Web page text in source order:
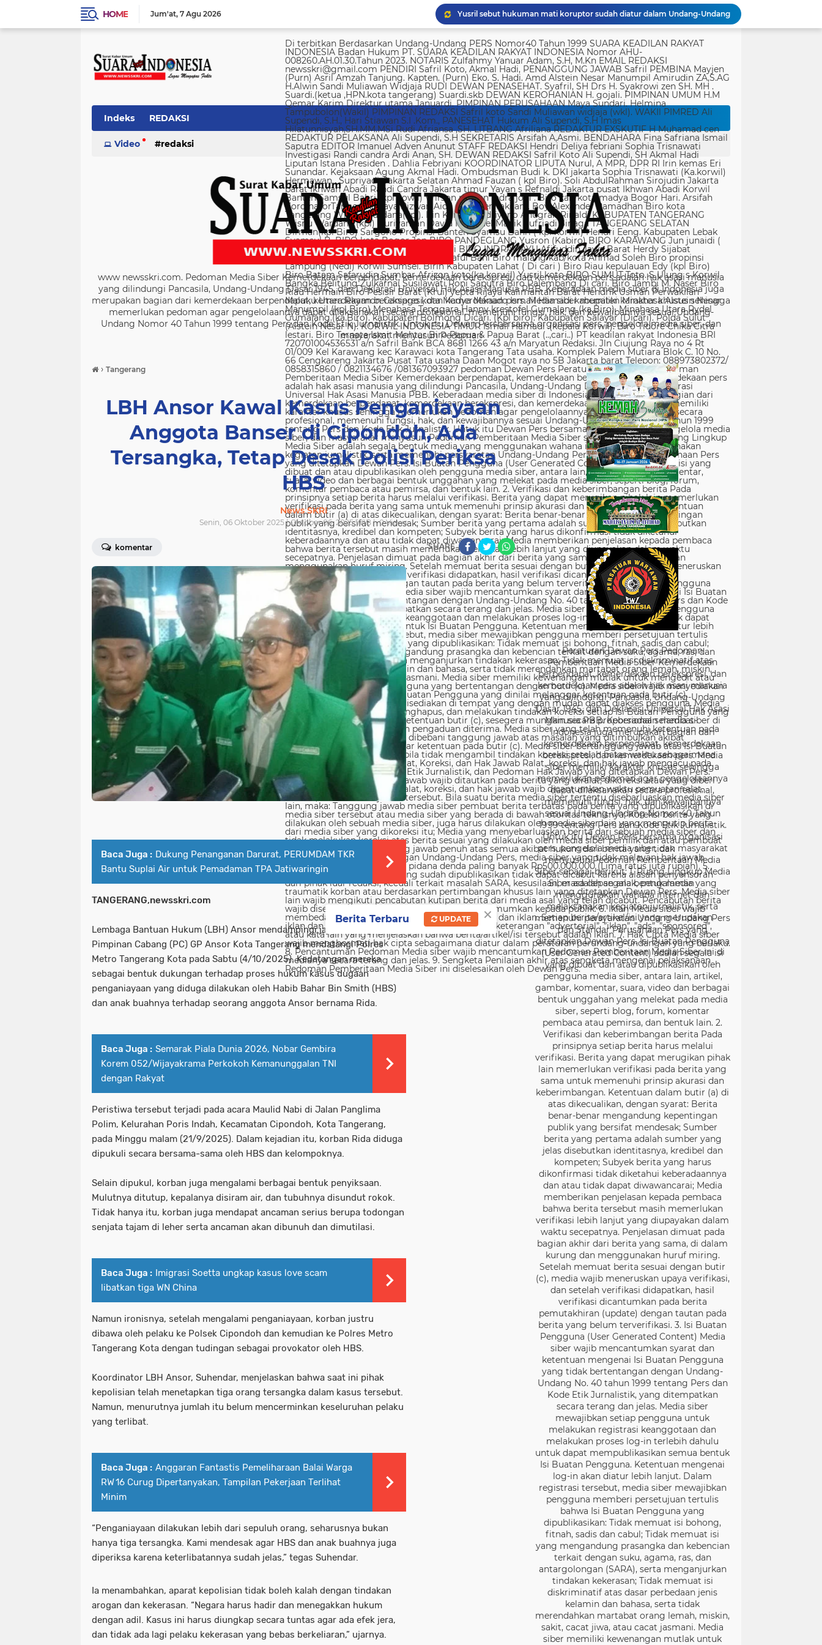
HOME Jum'at 7 Agu 2026
Polda Metro Jaya Gelar Seminar Hukum Bahas Perluasan Objek Praperadilan dalam KUHAP Baru
Imigrasi Semarang deportasi empat warga China buronan pemerintah
KPK temukan 8.500 dolar Singapura di ruangan Kepala Kanim Jaksel
Dari Terbengkalai Jadi Kebanggaan, Satgas TMMD Rehab Lapangan Bola Voli
Peringatan Hari Veteran Nasional 2026 Kemenhan Renovasi Sekretariat LVRI dan Bedah Rumah Veteran di 19 Provinsi
Yusril sebut hukuman mati koruptor sudah diatur dalam Undang-Undang
Di terbitkan Berdasarkan Undang-Undang PERS Nomor40 Tahun 1999 SUARA KEADILAN RAKYAT INDONESIA Badan Hukum PT. SUARA KEADILAN RAKYAT INDONESIA Nomor AHU-008260.AH.01.30.Tahun 2023. NOTARIS Zulfahmy Yanuar Adam, S.H, M.Kn EMAIL REDAKSI newsskri@gmail.com PENDIRI Safril Koto, Akmal Hadi, PENANGGUNG JAWAB Safril PEMBINA Mayjen (Purn) Asril Amzah Tanjung. Kapten. (Purn) Eko. S. Hadi. Amd Alstein Nesar Manumpil Amirudin ZA,S.AG H.Alwin Sandi Muliawan Widjaja RUDI DEWAN PENASEHAT. Syafril, SH Drs H. Syakrowi zen SH. MH . Suardi.(ketua ,HPN.kota tangerang) Suardi.skb DEWAN KEROHANIAN H. gojali. PIMPINAN UMUM H.M Qemar Karim Direktur utama Januardi. PIMPINAN PERUSAHAAN Maya Sundari. Helmina Tampubolon(Wakil) PIMPINAN REDAKSI Safril koto Sandi Muliawan widjaja (wkl). WAKIl PIMRED Ali Supendi, S.H., Hari Stiawan S.I .Kom., PANESEHAT Hukum Ali Supendi, S.H Imas Hilatunnisyah,SH.MM.MSi Rudi Afriansa ,SH. LITBANG Afriliana REDAKTUR EXSKUTIF H Muhamad cen REDAKTUR PELAKSANA Ali Supendi, S.H SEKRETARIS Arsifah A,Asmi. BENDAHARA Fina Safriana Ismail Saputra EDITOR Imanuel Adven Anunut STAFF REDAKSI Hendri Deliya febriani Sophia Trisnawati Investigasi Randi candra Ardi Anan, SH. DEWAN REDAKSI Safril Koto Ali Supendi, SH Akmal Hadi Liputan Istana Presiden . Dahlia Febriyani KOORDINATOR LIPUTA Nurul, A MPR, DPR RI Irin kemas Eri Sunandar. Kejaksaan Agung Akmal Hadi. Ombudsman Budi k. DKI jakarta Sophia Trisnawati (Ka.korwil) Hermawan . Supriyadi. Jakarta Selatan Ahmad Fauzan ( kpl Biro). Soli AbdulRahman Sirojudin Jakarta barat Ikhwan Abadi Randi Candra Jakarta timur Yayan s Refnaldi Jakarta pusat Ikhwan Abadi Korwil Banten Samsul Bahri (kpl kowil) Wirson risman Indra joni . Biro kab/kota madya Bogor Hari. Arsifah KordinatorTangerang raya Rizwan Aidil ( kpl. Perwakilan). Boy Alexander Ramadhan Biro kota Tangerang Wisnu Wardana(kpl). Irin Kamas Andriyano Anugrah Rinaldi KABUPATEN TANGERANG Wisnu Wardana (kpl) Nuriyaman David Natanael Manik Sufriadi Sinaga TANGERANG SELATAN Dirman(kpl Biro) Sargono Propinsi Banten Syamsu Bahri ( kpl korwil) Hendri Eeng. Kabupaten Lebak Syamsul B. BIRO kota Bogor Jon BIRO PANDEGLANG Yusron (Kabiro) BIRO KARAWANG Jun junaidi ( kpl Biro) Ugi . BIRO KUNINGAN Nurhadi BIRO INDRAMAYU Afifuddin Jawa Barat Herdy Sijabat (kapowil). BIRO JAWA TIMUR Sofiyan Saful Bahi Biro malang kab/kota Ahmad Soleh Biro propinsi Lampung (Nedi) Korwil Sumsel. Birin Kabupaten Lahat ( Di cari ) Biro Riau kepulauan Edy (kpl Biro) Biro Batam Safarudin Sumbar Afrizon koto(ka korwil) Yusril koto BIRO SUMUT Toto. S Ulung s Korwil Bangka Belitung Zulkarnai Susilawati Roni Saputra Biro Palembang Di cari. Biro Jambi M. Naser Biro Riau Hermain Biro Pesisir Barat (Krui) yepta Rijaya Kalimantan Barat Hendrik Usman Perwakilan Maluku Utara Raymon Caniago kota Madya Manado Ismail Hamadi kabupaten Minahasa Alstein Nesar Manumpil (kpl Biro) Menahasa Tenggara Hanny krestofel Gumalang (ka.Biro). Minahasa Utara Rydel Gumalang.(ka.Biro). kabupaten Bolmong Dicari. (Kpl biro). Kabupaten Salayar (Dicari). Polda Sulut (Alstein Nesar N). KORWIL INDONESIA TIMUR Ismail Hamadi .(kepala Korwil). Biro Tidore Chika Citra lestari. Biro Ternate Ismit Mohtar Biro Papua & Papua Barat (..,cari..) PT keadilan rakyat Indonesia BRI 720701004536531 a/n Safril Bank BCA 8681 1266 43 a/n Maryatun Redaksi. Jln Ciujung Raya no 4 Rt 01/009 Kel Karawang kec Karawaci kota Tangerang Tata usaha. Komplek Palem Mutiara Blok C. 10 No. 66 Cengkareng Jakarta Pusat Tata usaha Daan Mogot raya no 5B Jakarta barat Telepon: 088973802372/ 0858315860 / 0821134676 /081367093927 pedoman Dewan Pers Peraturan Dewan Pers Pedoman Pemberitaan Media Siber Kemerdekaan berpendapat, kemerdekaan berekspresi, dan kemerdekaan pers adalah hak asasi manusia yang dilindungi Pancasila, Undang-Undang Dasar 1945, dan Deklarasi Universal Hak Asasi Manusia PBB. Keberadaan media siber di Indonesia juga merupakan bagian dari kemerdekaan berpendapat, kemerdekaan berekspresi, dan kemerdekaan pers. Media siber memiliki karakter khusus sehingga memerlukan pedoman agar pengelolaannya dapat dilaksanakan secara profesional, memenuhi fungsi, hak, dan kewajibannya sesuai Undang-Undang Nomor 40 Tahun 1999 tentang Pers dan Kode Etik Jurnalistik. Untuk itu Dewan Pers bersama organisasi pers, pengelola media siber, dan masyarakat menyusun Pedoman Pemberitaan Media Siber sebagai berikut: 1. Ruang Lingkup Media Siber adalah segala bentuk media yang menggunakan wahana internet dan melaksanakan kegiatan jurnalistik, serta memenuhi persyaratan Undang-Undang Pers dan Standar Perusahaan Pers yang ditetapkan Dewan Pers. Isi Buatan Pengguna (User Generated Content) adalah segala isi yang dibuat dan atau dipublikasikan oleh pengguna media siber, antara lain, artikel, gambar, komentar, suara, video dan berbagai bentuk unggahan yang melekat pada media siber, seperti blog, forum, komentar pembaca atau pemirsa, dan bentuk lain. 2. Verifikasi dan keberimbangan berita Pada prinsipnya setiap berita harus melalui verifikasi. Berita yang dapat merugikan pihak lain memerlukan verifikasi pada berita yang sama untuk memenuhi prinsip akurasi dan keberimbangan. Ketentuan dalam butir (a) di atas dikecualikan, dengan syarat: Berita benar-benar mengandung kepentingan publik yang bersifat mendesak; Sumber berita yang pertama adalah sumber yang jelas disebutkan identitasnya, kredibel dan kompeten; Subyek berita yang harus dikonfirmasi tidak diketahui keberadaannya dan atau tidak dapat diwawancarai; Media memberikan penjelasan kepada pembaca bahwa berita tersebut masih memerlukan verifikasi lebih lanjut yang diupayakan dalam waktu secepatnya. Penjelasan dimuat pada bagian akhir dari berita yang sama, di dalam kurung dan menggunakan huruf miring. Setelah memuat berita sesuai dengan butir (c), media wajib meneruskan upaya verifikasi, dan setelah verifikasi didapatkan, hasil verifikasi dicantumkan pada berita pemutakhiran (update) dengan tautan pada berita yang belum terverifikasi. 3. Isi Buatan Pengguna (User Generated Content) Media siber wajib mencantumkan syarat dan ketentuan mengenai Isi Buatan Pengguna yang tidak bertentangan dengan Undang-Undang No. 40 tahun 1999 tentang Pers dan Kode Etik Jurnalistik, yang ditempatkan secara terang dan jelas. Media siber mewajibkan setiap pengguna untuk melakukan registrasi keanggotaan dan melakukan proses log-in terlebih dahulu untuk dapat mempublikasikan semua bentuk Isi Buatan Pengguna. Ketentuan mengenai log-in akan diatur lebih lanjut. Dalam registrasi tersebut, media siber mewajibkan pengguna memberi persetujuan tertulis bahwa Isi Buatan Pengguna yang dipublikasikan: Tidak memuat isi bohong, fitnah, sadis dan cabul; Tidak memuat isi yang mengandung prasangka dan kebencian terkait dengan suku, agama, ras, dan antargolongan (SARA), serta menganjurkan tindakan kekerasan; Tidak memuat isi diskriminatif atas dasar perbedaan jenis kelamin dan bahasa, serta tidak merendahkan martabat orang lemah, miskin, sakit, cacat jiwa, atau cacat jasmani. Media siber memiliki kewenangan mutlak untuk mengedit atau menghapus Isi Buatan Pengguna yang bertentangan dengan butir (c). Media siber wajib menyediakan mekanisme pengaduan Isi Buatan Pengguna yang dinilai melanggar ketentuan pada butir (c). Mekanisme tersebut harus disediakan di tempat yang dengan mudah dapat diakses pengguna. Media siber wajib menyunting, menghapus, dan melakukan tindakan koreksi setiap Isi Buatan Pengguna yang dilaporkan dan melanggar ketentuan butir (c), sesegera mungkin secara proporsional selambat-lambatnya 2 x 24 jam setelah pengaduan diterima. Media siber yang telah memenuhi ketentuan pada butir (a), (b), (c), dan (f) tidak dibebani tanggung jawab atas masalah yang ditimbulkan akibat pemuatan isi yang melanggar ketentuan pada butir (c). Media siber bertanggung jawab atas Isi Buatan Pengguna yang dilaporkan bila tidak mengambil tindakan koreksi setelah batas waktu sebagaimana tersebut pada butir (f). 4. Ralat, Koreksi, dan Hak Jawab Ralat, koreksi, dan hak jawab mengacu pada Undang-Undang Pers, Kode Etik Jurnalistik, dan Pedoman Hak Jawab yang ditetapkan Dewan Pers. Ralat, koreksi dan atau hak jawab wajib ditautkan pada berita yang diralat, dikoreksi atau yang diberi hak jawab. Di setiap berita ralat, koreksi, dan hak jawab wajib dicantumkan waktu pemuatan ralat, koreksi, dan atau hak jawab tersebut. Bila suatu berita media siber tertentu disebarluaskan media siber lain, maka: Tanggung jawab media siber pembuat berita terbatas pada berita yang dipublikasikan di media siber tersebut atau media siber yang berada di bawah otoritas teknisnya; Koreksi berita yang dilakukan oleh sebuah media siber, juga harus dilakukan oleh media siber lain yang mengutip berita dari media siber yang dikoreksi itu; Media yang menyebarluaskan berita dari sebuah media siber dan tidak melakukan koreksi atas berita sesuai yang dilakukan oleh media siber pemilik dan atau pembuat berita tersebut, bertanggung jawab penuh atas semua akibat hukum dari berita yang tidak dikoreksinya itu. Sesuai dengan Undang-Undang Pers, media siber yang tidak melayani hak jawab dapat dijatuhi sanksi hukum pidana denda paling banyak Rp500.000.000 (Lima ratus juta rupiah). 5. Pencabutan Berita Berita yang sudah dipublikasikan tidak dapat dicabut karena alasan penyensoran dari pihak luar redaksi, kecuali terkait masalah SARA, kesusilaan, masa depan anak, pengalaman traumatik korban atau berdasarkan pertimbangan khusus lain yang ditetapkan Dewan Pers. Media siber lain wajib mengikuti pencabutan kutipan berita dari media asal yang telah dicabut. Pencabutan berita wajib disertai dengan alasan pencabutan dan diumumkan kepada publik. 6. Iklan Media siber wajib membedakan dengan tegas antara produk berita dan iklan. Setiap berita/artikel/isi yang merupakan iklan dan atau isi berbayar wajib mencantumkan keterangan ”advertorial”, ”iklan”, ”ads”, ”spons
Indeks REDAKSI
Video redaksi
www newsskri.com. Pedoman Media Siber Kemerdekaan berpendapat, kemerdekaan berekspresi, dan kemerdekaan pers adalah hak asasi manusia
yang dilindungi Pancasila, Undang-Undang Dasar 1945, dan Deklarasi Universal Hak Asasi Manusia PBB. Keberadaan media siber di Indonesia juga
merupakan bagian dari kemerdekaan berpendapat, kemerdekaan berekspresi, dan kemerdekaan pers. Media siber memiliki karakter khusus sehingga
memerlukan pedoman agar pengelolaannya dapat dilaksanakan secara profesional, memenuhi fungsi, hak, dan kewajibannya sesuai Undang-
Undang Nomor 40 Tahun 1999 tentang Pers dan Kode Etik Jurnalistik. Untuk itu Dewan Persbersama organisasi pers, pengelola media siber, dan
masyarakat menyusun Pedoman
› Tangerang
LBH Ansor Kawal Kasus Penganiayaan
Anggota Banser di Cipondoh, Ada
Tersangka, Tetap Desak Polisi Periksa
HBS
News SKRI
Senin, 06 Oktober 2025 | Oktober 06, 2025 WIB | 0Views
komentar SHARE
Baca Juga : Dukung Penanganan Darurat, PERUMDAM TKR
Bantu Suplai Air untuk Pemadaman TPA Jatiwaringin
TANGERANG,newsskri.com
Lembaga Bantuan Hukum (LBH) Ansor mendampingi jajaran pengurus
Pimpinan Cabang (PC) GP Ansor Kota Tangerang mendatangi Polres
Metro Tangerang Kota pada Sabtu (4/10/2025). Kedatangan mereka
sebagai bentuk dukungan terhadap proses hukum kasus dugaan
penganiayaan yang diduga dilakukan oleh Habib Bahar Bin Smith (HBS)
dan anak buahnya terhadap seorang anggota Ansor bernama Rida.
Baca Juga : Semarak Piala Dunia 2026, Nobar Gembira
Korem 052/Wijayakrama Perkokoh Kemanunggalan TNI
dengan Rakyat
Peristiwa tersebut terjadi pada acara Maulid Nabi di Jalan Panglima
Polim, Kelurahan Poris Indah, Kecamatan Cipondoh, Kota Tangerang,
pada Minggu malam (21/9/2025). Dalam kejadian itu, korban Rida diduga
dipukuli secara bersama-sama oleh HBS dan kelompoknya.
Selain dipukul, korban juga mengalami berbagai bentuk penyiksaan.
Mulutnya ditutup, kepalanya disiram air, dan tubuhnya disundut rokok.
Tidak hanya itu, korban juga mendapat ancaman serius berupa todongan
senjata tajam di leher serta ancaman akan dibunuh dan dimutilasi.
Baca Juga : Imigrasi Soetta ungkap kasus love scam
libatkan tiga WN China
Namun ironisnya, setelah mengalami penganiayaan, korban justru
dibawa oleh pelaku ke Polsek Cipondoh dan kemudian ke Polres Metro
Tangerang Kota dengan tudingan sebagai provokator oleh HBS.
Koordinator LBH Ansor, Suhendar, menjelaskan bahwa saat ini pihak
kepolisian telah menetapkan tiga orang tersangka dalam kasus tersebut.
Namun, menurutnya jumlah itu belum mencerminkan keseluruhan pelaku
yang terlibat.
Baca Juga : Anggaran Fantastis Pemeliharaan Balai Warga
RW 16 Curug Dipertanyakan, Tampilan Pekerjaan Terlihat
Minim
“Penganiayaan dilakukan lebih dari sepuluh orang, seharusnya bukan
hanya tiga tersangka. Kami mendesak agar HBS dan anak buahnya juga
diperiksa karena keterlibatannya sudah jelas,” tegas Suhendar.
Ia menambahkan, aparat kepolisian tidak boleh kalah dengan tindakan
arogan dan kekerasan. “Negara harus hadir dan menegakkan hukum
dengan adil. Kasus ini harus diungkap secara tuntas agar ada efek jera,
dan tidak ada lagi pelaku kekerasan yang bebas berkeliaran,” ujarnya.
Peraturan Dewan Pers Pedoman
Pemberitaan Media Siber Kemerdekaan
berpendapat, kemerdekaan berekspresi, dan
kemerdekaan pers adalah hak asasi manusia
yang dilindungi Pancasila, Undang-Undang
Dasar 1945, dan Deklarasi Universal Hak Asasi
Manusia PBB. Keberadaan media siber di
Indonesia juga merupakan bagian dari
kemerdekaan berpendapat, kemerdekaan
berekspresi, dan kemerdekaan pers. Media
siber memiliki karakter khusus sehingga
memerlukan pedoman agar pengelolaannya
dapat dilaksanakan secara profesional,
memenuhi fungsi, hak, dan kewajibannya
sesuai Undang-Undang Nomor 40 Tahun
1999 tentang Pers dan Kode Etik Jurnalistik.
Untuk itu Dewan Pers bersama organisasi
pers, pengelola media siber, dan masyarakat
menyusun Pedoman Pemberitaan Media
Siber sebagai berikut: 1. Ruang Lingkup Media
Siber adalah segala bentuk media yang
menggunakan wahana internet dan
melaksanakan kegiatan jurnalistik, serta
memenuhi persyaratan Undang-Undang Pers
dan Standar Perusahaan Pers yang
ditetapkan Dewan Pers. Isi Buatan Pengguna
(User Generated Content) adalah segala isi
yang dibuat dan atau dipublikasikan oleh
pengguna media siber, antara lain, artikel,
gambar, komentar, suara, video dan berbagai
bentuk unggahan yang melekat pada media
siber, seperti blog, forum, komentar
pembaca atau pemirsa, dan bentuk lain. 2.
Verifikasi dan keberimbangan berita Pada
prinsipnya setiap berita harus melalui
verifikasi. Berita yang dapat merugikan pihak
lain memerlukan verifikasi pada berita yang
sama untuk memenuhi prinsip akurasi dan
keberimbangan. Ketentuan dalam butir (a) di
atas dikecualikan, dengan syarat: Berita
benar-benar mengandung kepentingan
publik yang bersifat mendesak; Sumber
berita yang pertama adalah sumber yang
jelas disebutkan identitasnya, kredibel dan
kompeten; Subyek berita yang harus
dikonfirmasi tidak diketahui keberadaannya
dan atau tidak dapat diwawancarai; Media
memberikan penjelasan kepada pembaca
bahwa berita tersebut masih memerlukan
verifikasi lebih lanjut yang diupayakan dalam
waktu secepatnya. Penjelasan dimuat pada
bagian akhir dari berita yang sama, di dalam
kurung dan menggunakan huruf miring.
Setelah memuat berita sesuai dengan butir
(c), media wajib meneruskan upaya verifikasi,
dan setelah verifikasi didapatkan, hasil
verifikasi dicantumkan pada berita
pemutakhiran (update) dengan tautan pada
berita yang belum terverifikasi. 3. Isi Buatan
Pengguna (User Generated Content) Media
siber wajib mencantumkan syarat dan
ketentuan mengenai Isi Buatan Pengguna
yang tidak bertentangan dengan Undang-
Undang No. 40 tahun 1999 tentang Pers dan
Kode Etik Jurnalistik, yang ditempatkan
secara terang dan jelas. Media siber
mewajibkan setiap pengguna untuk
melakukan registrasi keanggotaan dan
melakukan proses log-in terlebih dahulu
untuk dapat mempublikasikan semua bentuk
Isi Buatan Pengguna. Ketentuan mengenai
log-in akan diatur lebih lanjut. Dalam
registrasi tersebut, media siber mewajibkan
pengguna memberi persetujuan tertulis
bahwa Isi Buatan Pengguna yang
dipublikasikan: Tidak memuat isi bohong,
fitnah, sadis dan cabul; Tidak memuat isi
yang mengandung prasangka dan kebencian
terkait dengan suku, agama, ras, dan
antargolongan (SARA), serta menganjurkan
tindakan kekerasan; Tidak memuat isi
diskriminatif atas dasar perbedaan jenis
kelamin dan bahasa, serta tidak
merendahkan martabat orang lemah, miskin,
sakit, cacat jiwa, atau cacat jasmani. Media
siber memiliki kewenangan mutlak untuk
×
Berita Terbaru UPDATE